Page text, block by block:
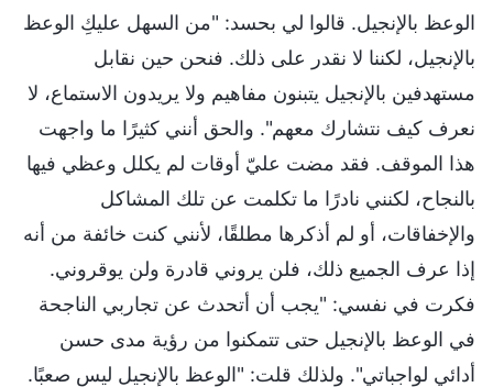
الوعظ بالإنجيل. قالوا لي بحسد: "من السهل عليكِ الوعظ
بالإنجيل، لكننا لا نقدر على ذلك. فنحن حين نقابل
مستهدفين بالإنجيل يتبنون مفاهيم ولا يريدون الاستماع، لا
نعرف كيف نتشارك معهم". والحق أنني كثيرًا ما واجهت
هذا الموقف. فقد مضت عليّ أوقات لم يكلل وعظي فيها
بالنجاح، لكنني نادرًا ما تكلمت عن تلك المشاكل
والإخفاقات، أو لم أذكرها مطلقًا، لأنني كنت خائفة من أنه
إذا عرف الجميع ذلك، فلن يروني قادرة ولن يوقروني.
فكرت في نفسي: "يجب أن أتحدث عن تجاربي الناجحة
في الوعظ بالإنجيل حتى تتمكنوا من رؤية مدى حسن
أدائي لواجباتي". ولذلك قلت: "الوعظ بالإنجيل ليس صعبًا.